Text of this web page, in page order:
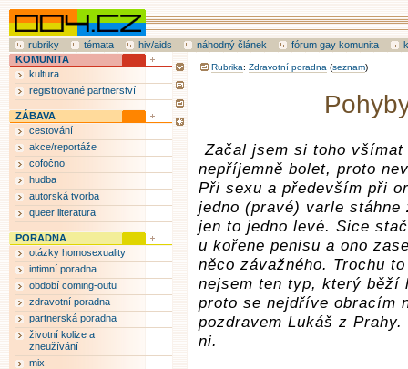
rubriky témata hiv/aids náhodný článek fórum gay komunita
Rubrika: Zdravotní poradna (seznam)
Začal jsem si toho
nepříjemně bolet, proto
Při sexu a především při
jedno (pravé) varle
jen to jedno levé. Sice
u kořene penisu a ono
něco závažného. Trochu
nejsem ten typ, který běží
proto se nejdříve obracím
pozdravem Lukáš z
ni.
KOMUNITA
kultura
registrované partnerství
ZÁBAVA
cestování
akce/reportáže
cofočno
hudba
autorská tvorba
queer literatura
PORADNA
otázky homosexuality
intimní poradna
období coming-outu
zdravotní poradna
partnerská poradna
životní kolize a
zneužívání
mix